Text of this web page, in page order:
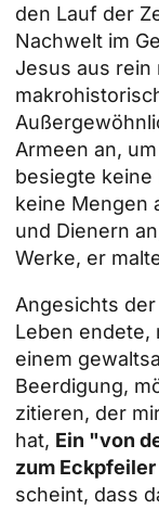
den Lauf der
Nachwelt im
Jesus aus rein
Armeen an,
besiegte keine
keine Mengen
und Dienern
Werke, er
Angesichts
Leben endete,
einem
Beerdigung,
zitieren, der
hat, Ein "von
zum
scheint, dass